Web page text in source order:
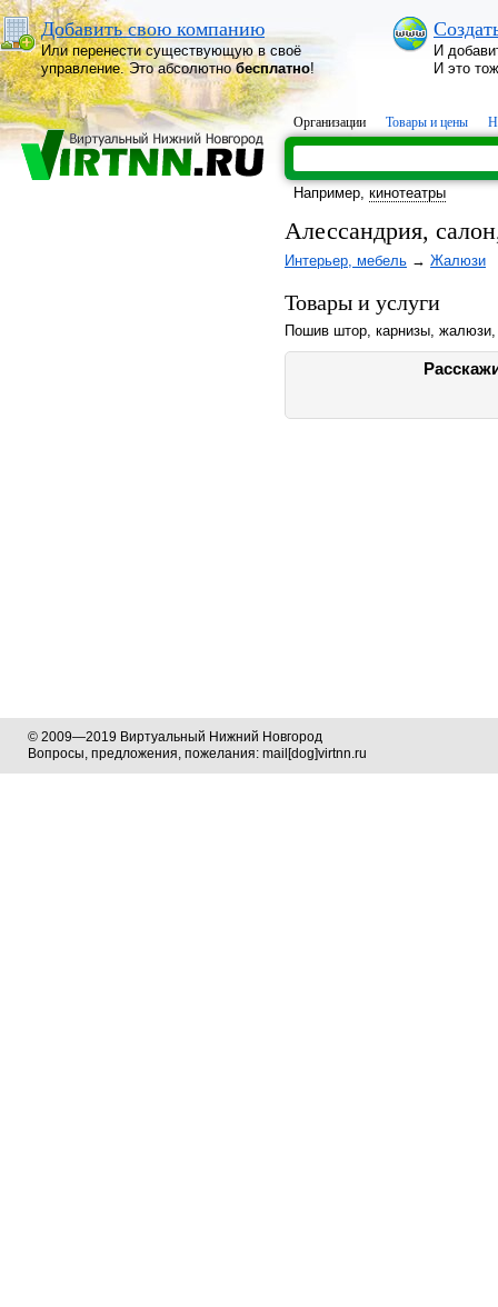
Добавить свою компанию
Или перенести существующую в своё
управление. Это абсолютнобесплатно!
И
И это
Организации Товары и цены
Например, кинотеатры
Алессандрия,
Интерьер, мебель → Жалюзи
Товары и услуги
Пошив штор, карнизы, жалюзи,
© 2009—2019 Виртуальный Нижний Новгород
Вопросы, предложения, пожелания: mail[dog]virtnn.ru